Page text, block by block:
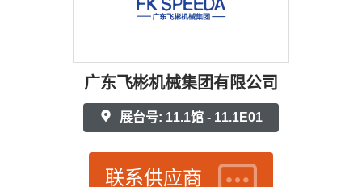
广东飞彬机械集团有限公司
展台号: 11.1馆 - 11.1E01
联系供应商